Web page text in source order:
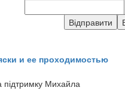
и ее проходимостью
підтримку Михайла